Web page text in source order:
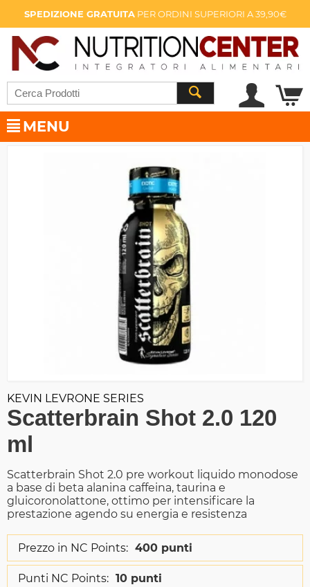
SPEDIZIONE GRATUITAPER ORDINI SUPERIORI A 39,90€
MENU
KEVIN LEVRONE SERIES
Scatterbrain Shot 2.0 120
ml
Scatterbrain Shot 2.0 pre workout liquido monodose
a base di beta alanina caffeina, taurina e
gluicoronolattone, ottimo per intensificare la
prestazione agendo su energia e resistenza
Prezzo in NC Points: 400 punti
Punti NC Points: 10 punti